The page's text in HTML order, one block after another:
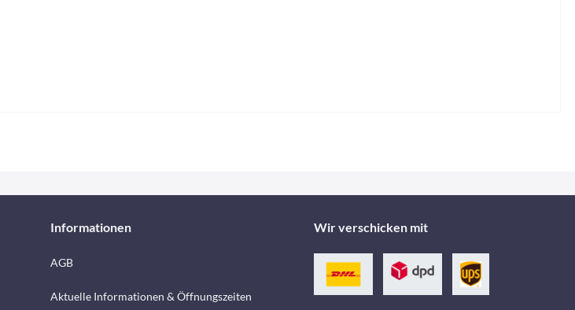
Informationen
AGB
Aktuelle Informationen & Öffnungszeiten
Wir verschicken mit